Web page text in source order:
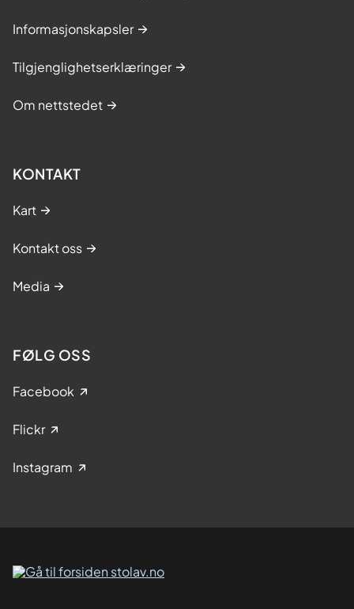
Informasjonskapsler
Tilgjenglighetserklæringer
Om nettstedet
KONTAKT
Kart
Kontakt oss
Media
FØLG OSS
Facebook
Flickr
Instagram